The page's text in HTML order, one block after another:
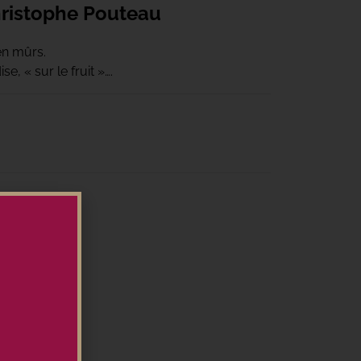
Pouteau
mûrs.
« sur le fruit »….